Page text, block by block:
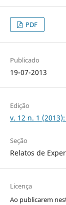
PDF
Publicado
19-07-2013
Edição
v. 12 n. 1
Seção
Relatos de
Licença
Ao publicarem